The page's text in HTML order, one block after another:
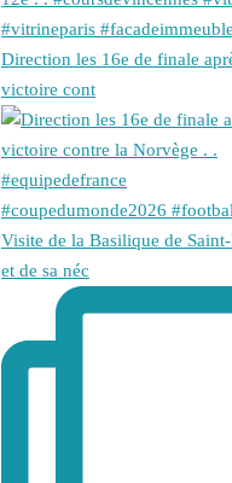
Direction les 16e de finale
victoire cont
Visite de la Basilique de
et de sa néc